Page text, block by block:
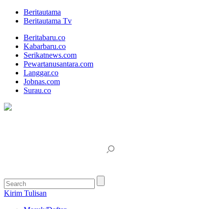
Beritautama
Beritautama Tv
Beritabaru.co
Kabarbaru.co
Serikatnews.com
Pewartanusantara.com
Langgar.co
Jobnas.com
Surau.co
Kirim Tulisan